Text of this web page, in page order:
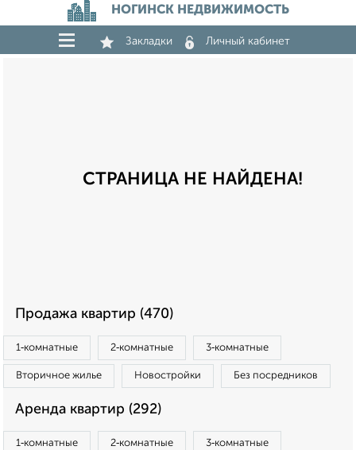
НОГИНСК НЕДВИЖИМОСТЬ
Закладки Личный кабинет
СТРАНИЦА НЕ НАЙДЕНА!
Продажа квартир (470)
1‑комнатные 2‑комнатные 3‑комнатные
Вторичное жилье Новостройки Без посредников
Аренда квартир (292)
1‑комнатные 2‑комнатные 3‑комнатные